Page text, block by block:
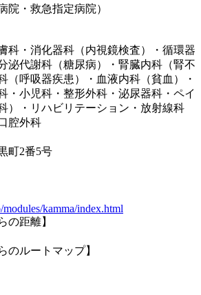
院・救急指定病院）
科・消化器科（内視鏡検査）・循環器
泌代謝科（糖尿病）・腎臓内科（腎不
（呼吸器疾患）・血液内科（貧血）・
・小児科・整形外科・泌尿器科・ペイ
）・リハビリテーション・放射線科
腔外科
町2番5号
kamma/index.html
の距離】
のルートマップ】